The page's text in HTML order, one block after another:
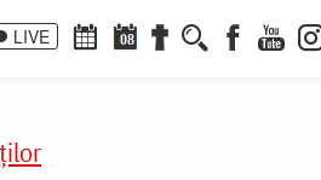
LIVE 08